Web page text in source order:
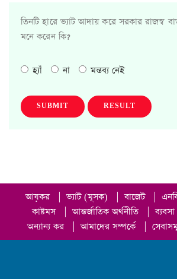
তিনটি হারে ভ্যাট আদায় করে সরকার রাজস্ব
মনে করেন কি?
হ্যাঁ না মন্তব্য নেই
SUBMIT RESULT
আয়কর ভ্যাট (মূসক) বাজেট
কাষ্টমস
আন্তর্জাতিক অর্থনীতি
অন্যান্য কর
আমাদের সম্পর্কে